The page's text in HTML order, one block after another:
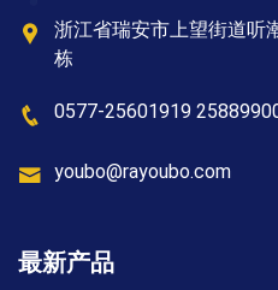
浙江省瑞安市上望街道听
栋
0577-25601919
youbo@rayoubo.com
最新产品